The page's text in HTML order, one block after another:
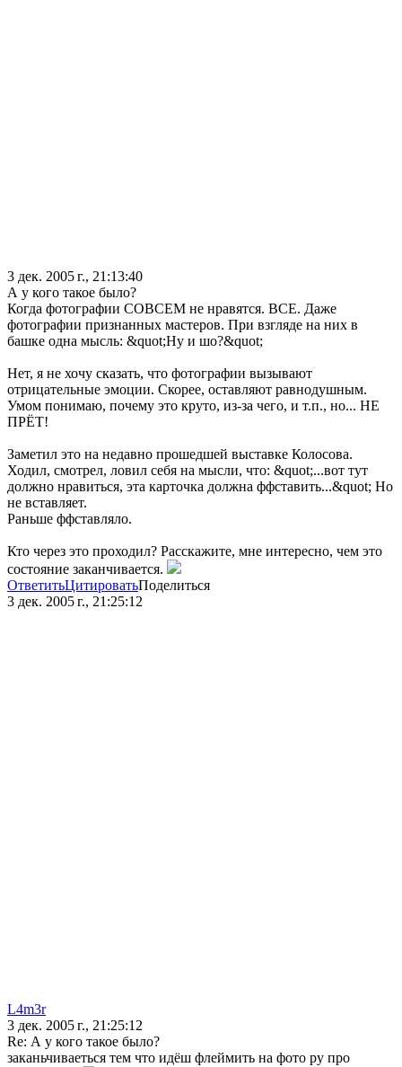
3 дек. 2005 г., 21:13:40
А у кого такое было?
Когда фотографии СОВСЕМ не нравятся. ВСЕ. Даже
фотографии признанных мастеров. При взгляде на них в
башке одна мысль: &quot;Ну и шо?&quot;
Нет, я не хочу сказать, что фотографии вызывают
отрицательные эмоции. Скорее, оставляют равнодушным.
Умом понимаю, почему это круто, из-за чего, и т.п., но... НЕ
ПРЁТ!
Заметил это на недавно прошедшей выставке Колосова.
Ходил, смотрел, ловил себя на мысли, что: &quot;...вот тут
должно нравиться, эта карточка должна ффставить...&quot; Но
не вставляет.
Раньше ффставляло.
Кто через это проходил? Расскажите, мне интересно, чем это
состояние заканчивается.
ОтветитьЦитироватьПоделиться
3 дек. 2005 г., 21:25:12
L4m3r
3 дек. 2005 г., 21:25:12
Re: А у кого такое было?
заканьчиваеться тем что идёш флеймить на фото ру про